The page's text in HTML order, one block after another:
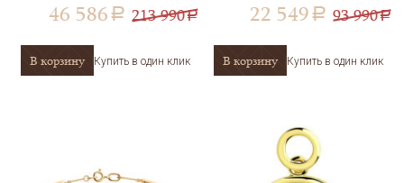
46 586 a 213 990a
В корзину Купить в один клик
22 549 a 93 990a
В корзину Купить в один клик